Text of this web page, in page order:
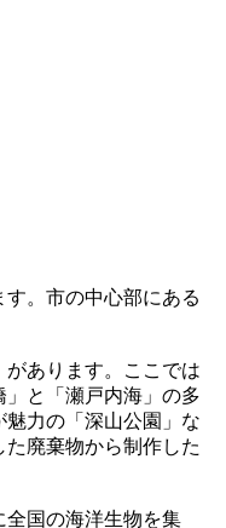
。市の中心部にある
あります。ここでは
と「瀬戸内海」の多
力の「深山公園」な
廃棄物から制作した
全国の海洋生物を集